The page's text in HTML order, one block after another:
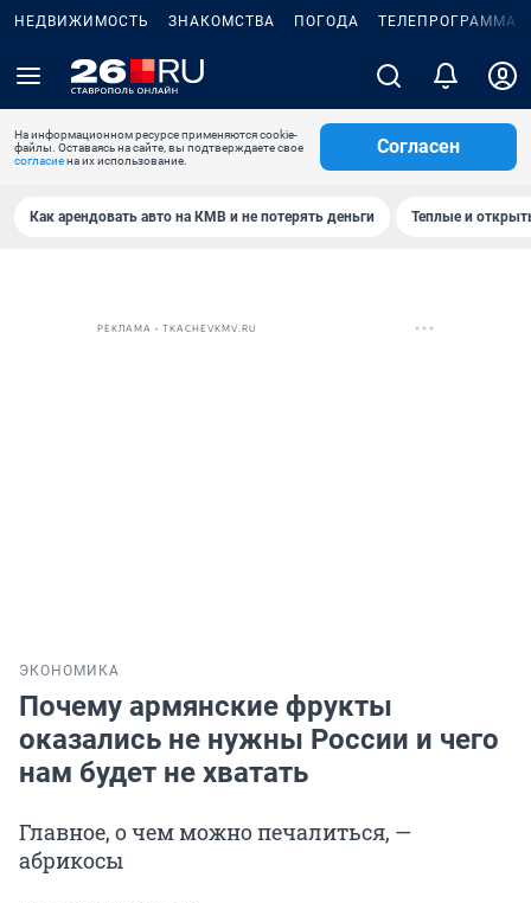
НЕДВИЖИМОСТЬ ЗНАКОМСТВА ПОГОДА ТЕЛЕПРОГРАММА
На информационном ресурсе применяются cookie-
файлы. Оставаясь на сайте, вы подтверждаете свое
согласиена их использование.
Согласен
Как арендовать авто на КМВ и не потерять деньги Теплые и
РЕКЛАМА • TKACHEVKMV.RU
ЭКОНОМИКА
Почему армянские фрукты
оказались не нужны России и чего
нам будет не хватать
Главное, о чем можно печалиться, —
абрикосы